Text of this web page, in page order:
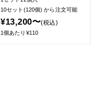
10セット(120個)から注文可能
¥13,200〜(税込)
1個あたり¥110